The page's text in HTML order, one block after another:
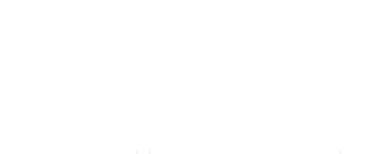
com queijos curados, sobremesas à base de chocolate